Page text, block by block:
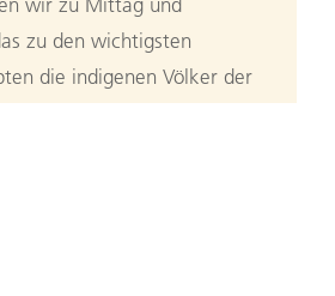
zu den wichtigsten
die indigenen Völker der
Künstlerviertel